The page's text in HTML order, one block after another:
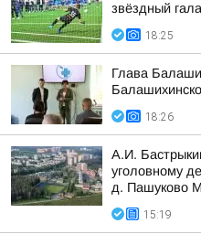
звёздный
18:25
Глава
18:26
А.И.
уголовному
д. Пашуково
15:19